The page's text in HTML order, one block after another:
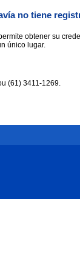
no tiene
obtener su
único lugar.
(61) 3411-1269.